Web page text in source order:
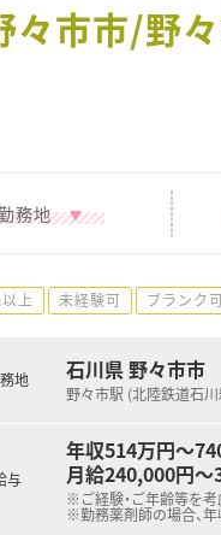
々市市/野
務地
上 未経験可 ブランク
地 石川県 野々市市
野々市駅 (北陸鉄道石
与
年収514万円～
月給240,000円～
※ご経験・ご年齢等を
※勤務薬剤師の場合、